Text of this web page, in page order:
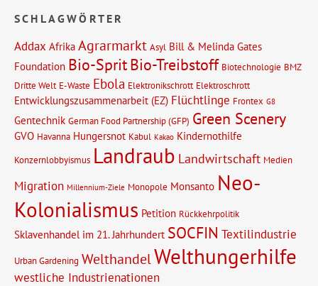
SCHLAGWÖRTER
Addax Afrika Agrarmarkt Asyl Bill & Melinda Gates
Foundation Bio-SpritBio-Treibstoff Biotechnologie BMZ
Dritte Welt E-Waste Ebola Elektronikschrott Elektroschrott
Entwicklungszusammenarbeit (EZ) Flüchtlinge Frontex G8
Gentechnik German Food Partnership (GFP) Green Scenery
GVO Havanna Hungersnot Kabul Kakao Kindernothilfe
Konzernlobbyismus Landraub Landwirtschaft Medien
Migration Millennium-Ziele Monopole Monsanto Neo-
Kolonialismus Petition Rückkehrpolitik
Sklavenhandel im 21. Jahrhundert SOCFIN Textilindustrie
Urban Gardening WelthandelWelthungerhilfe
westliche Industrienationen